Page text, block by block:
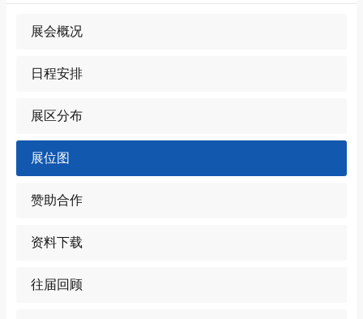
展会概况
日程安排
展区分布
展位图
赞助合作
资料下载
往届回顾